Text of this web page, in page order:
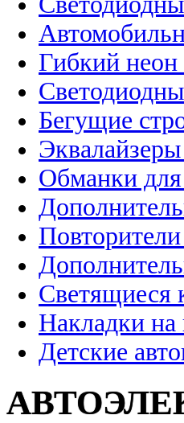
Гибкий
Бегущие
Обманки для
Светящиеся
Накладки на
Детские